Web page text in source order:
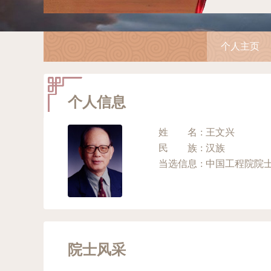
个人主页
个人信息
姓名 : 王文兴
民族 : 汉族
当选信息 :
院士风采